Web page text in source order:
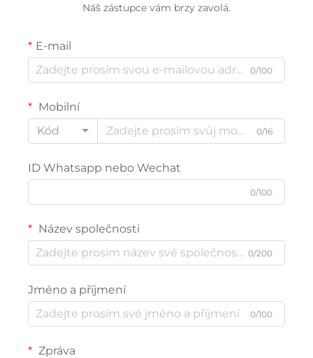
Náš zástupce vám brzy zavolá.
E-mail
0/100
Mobilní
Kód
0/16
ID Whatsapp nebo Wechat
0/100
Název společnosti
0/200
Jméno a příjmení
0/100
Zpráva